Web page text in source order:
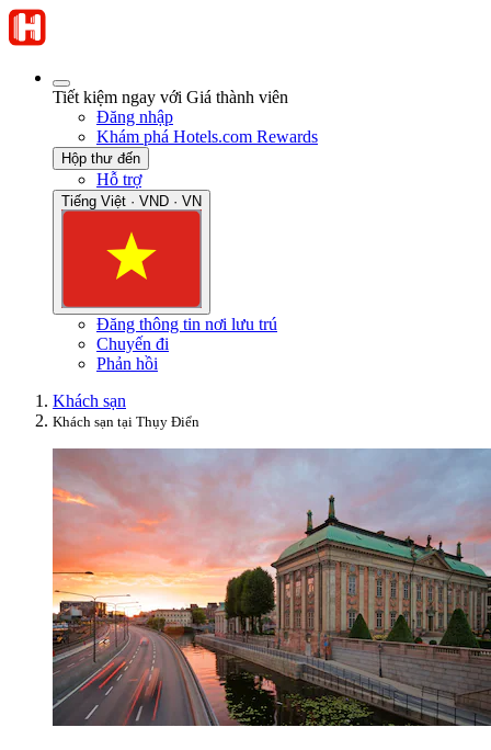
Tiết kiệm ngay với Giá thành viên
Đăng nhập
Khám phá Hotels.com Rewards
Hộp thư đến
Hỗ trợ
Tiếng Việt · VND · VN
Đăng thông tin nơi lưu trú
Chuyến đi
Phản hồi
Khách sạn
Khách sạn tại Thụy Điển